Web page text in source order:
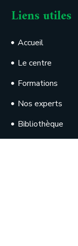
Liens utiles
Accueil
Le centre
Formations
Nos experts
Bibliothèque